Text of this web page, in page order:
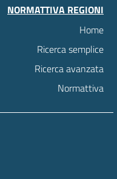
NORMATTIVA REGIONI
Home
Ricerca semplice
Ricerca avanzata
Normattiva